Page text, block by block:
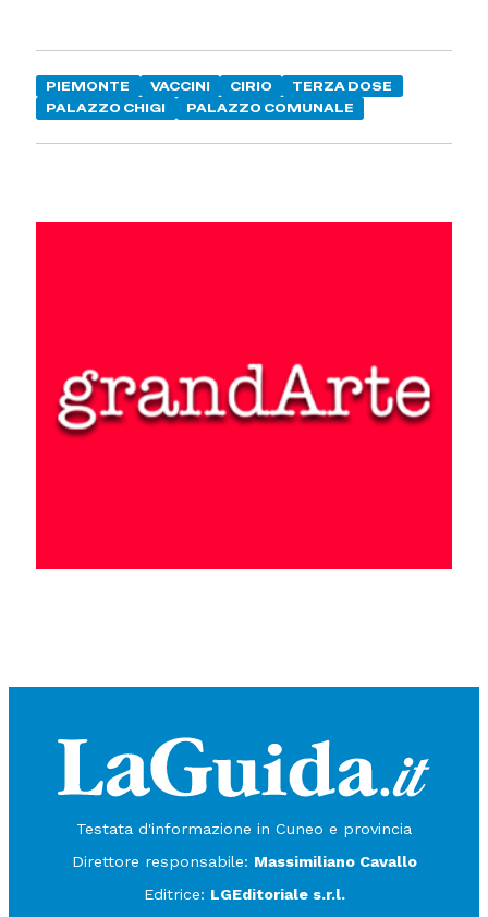
PIEMONTE VACCINI CIRIO
TERZA DOSE
PALAZZO CHIGI
PALAZZO COMUNALE
Testata d'informazione in Cuneo e provincia
Direttore responsabile: Massimiliano Cavallo
Editrice: LGEditoriale s.r.l.